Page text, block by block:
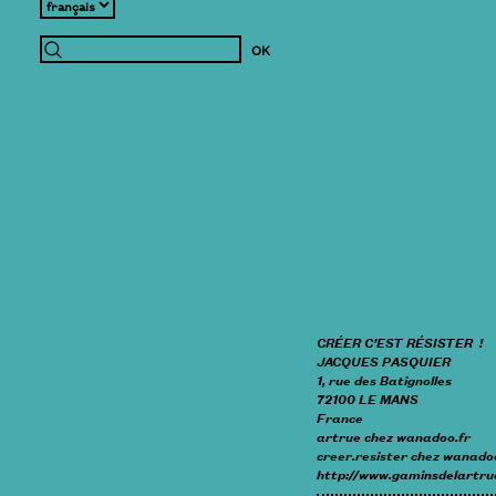
CRÉER C’EST RÉSISTER !
JACQUES PASQUIER
1, rue des Batignolles
72100 LE MANS
France
artrue chez wanadoo.fr
creer.resisterchez
http://